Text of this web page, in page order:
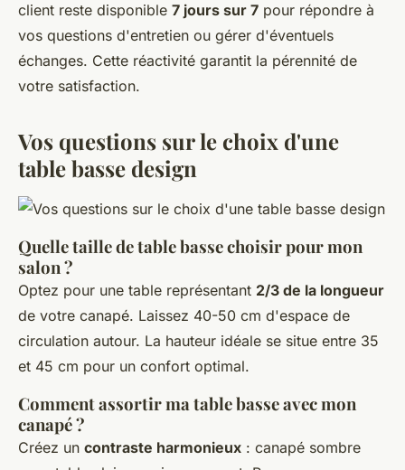
client reste disponible 7 jours sur 7 pour répondre à
vos questions d'entretien ou gérer d'éventuels
échanges. Cette réactivité garantit la pérennité de
votre satisfaction.
Vos questions sur le choix d'une
table basse design
Quelle taille de table basse choisir pour mon
salon ?
Optez pour une table représentant 2/3 de la longueur
de votre canapé. Laissez 40-50 cm d'espace de
circulation autour. La hauteur idéale se situe entre 35
et 45 cm pour un confort optimal.
Comment assortir ma table basse avec mon
canapé ?
Créez un contraste harmonieux : canapé sombre